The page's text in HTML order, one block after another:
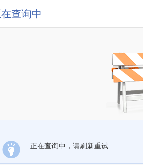
查询中
正在查询中，请刷新重试